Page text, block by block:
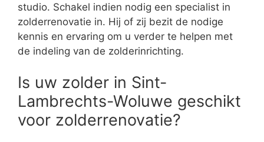
studio. Schakel indien nodig een specialist in
zolderrenovatie in. Hij of zij bezit de nodige
kennis en ervaring om u verder te helpen met
de indeling van de zolderinrichting.
Is uw zolder in Sint-
Lambrechts-Woluwe geschikt
voor zolderrenovatie?